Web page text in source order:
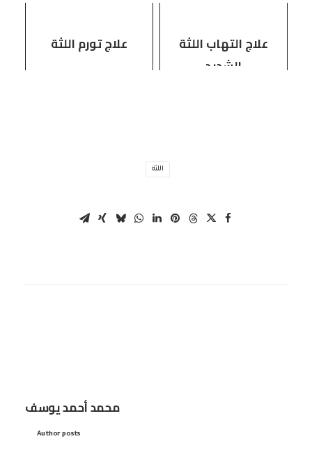
علاج التهاب اللثة
الشديد
علاج تورم اللثة
اللثة
محمد أحمد يوسف
Author posts